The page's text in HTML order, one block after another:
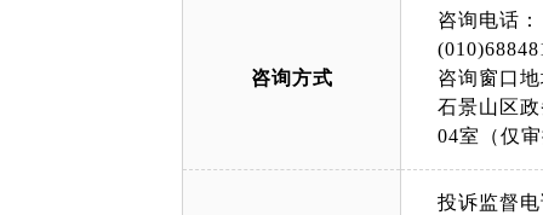
咨询方式
咨询电话：
咨询窗口
石景山区
04室（仅
投诉监督